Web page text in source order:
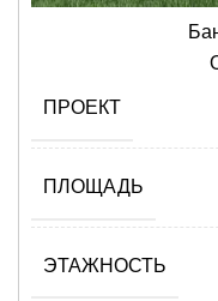
ПРОЕКТ
ПЛОЩАДЬ
ЭТАЖНОСТЬ